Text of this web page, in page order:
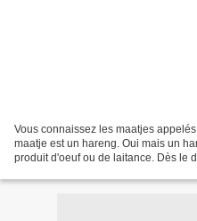
Vous connaissez les maatjes
maatje est un hareng. Oui mais un
produit d'oeuf ou de laitance. Dès le